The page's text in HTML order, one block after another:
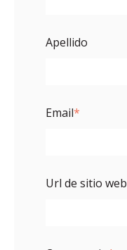
Apellido
Email*
Url de sitio web